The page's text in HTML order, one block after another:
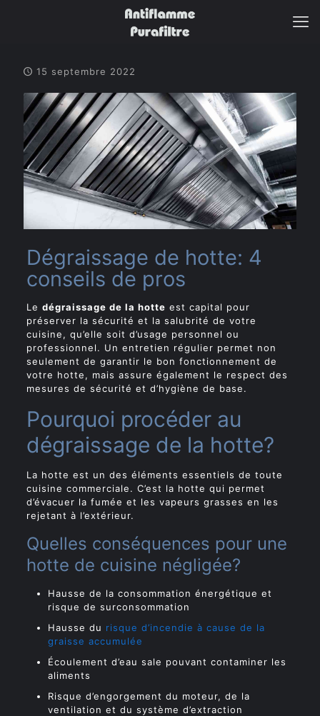
15 septembre 2022
Dégraissage de hotte: 4
conseils de pros
Le dégraissage de la hotte est capital pour
préserver la sécurité et la salubrité de votre
cuisine, qu’elle soit d’usage personnel ou
professionnel. Un entretien régulier permet non
seulement de garantir le bon fonctionnement de
votre hotte, mais assure également le respect des
mesures de sécurité et d’hygiène de base.
Pourquoi procéder au
dégraissage de la hotte?
La hotte est un des éléments essentiels de toute
cuisine commerciale. C’est la hotte qui permet
d’évacuer la fumée et les vapeurs grasses en les
rejetant à l’extérieur.
Quelles conséquences pour une
hotte de cuisine négligée?
Hausse de la consommation énergétique et
risque de surconsommation
Hausse du risque d’incendie à cause de la
graisse accumulée
Écoulement d’eau sale pouvant contaminer les
aliments
Risque d’engorgement du moteur, de la
ventilation et du système d’extraction